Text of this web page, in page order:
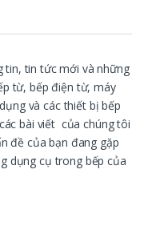
tin, tin tức mới và những
từ, bếp điện từ, máy
và các thiết bị bếp
bài viết của chúng tôi
đề của bạn đang gặp
dụng cụ trong bếp của